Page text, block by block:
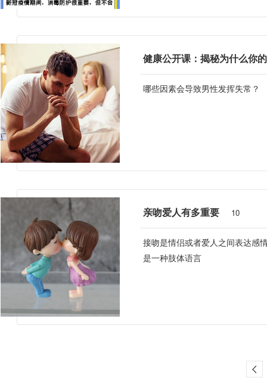
哪些因素会导致男性发挥失常？
亲吻爱人有多重要 10
接吻是情侣或者爱人之间表达感
是一种肢体语言